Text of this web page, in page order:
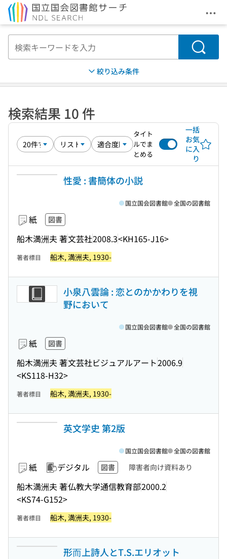
メ
検索
絞り込み条件
検索結果 10 件
タイト
ルでま
とめる
一括
お気
に入
り
性愛 : 書簡体の小説
紙 図書
船木満洲夫 著文芸社2008.3<KH165-J16>
国立国会図書館 全国の図書館
著者標目 船木, 満洲夫, 1930-
小泉八雲論 : 恋とのかかわりを視
野において
紙 図書
船木満洲夫 著文芸社ビジュアルアート2006.9
<KS118-H32>
国立国会図書館 全国の図書館
著者標目 船木, 満洲夫, 1930-
英文学史 第2版
紙 デジタル 図書 障害者向け資料あり
船木満洲夫 著仏教大学通信教育部2000.2
<KS74-G152>
国立国会図書館 全国の図書館
著者標目 船木, 満洲夫, 1930-
形而上詩人とT.S.エリオット